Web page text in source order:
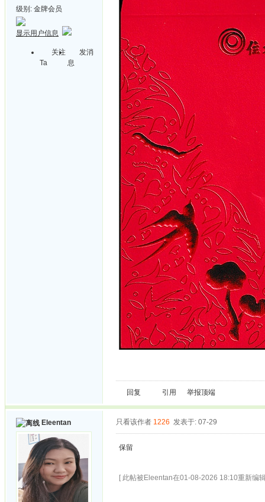
级别: 金牌会员
显示用户信息
关注
Ta
发消
息
回复 引用 举报顶端
Eleentan 只看该作者 1226 发表于: 07-29
保留
[ 此帖被Eleentan在01-08-2026 18:10重新编